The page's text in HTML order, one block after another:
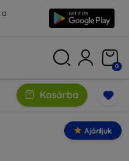
a
0
Kosárba
Ajánljuk